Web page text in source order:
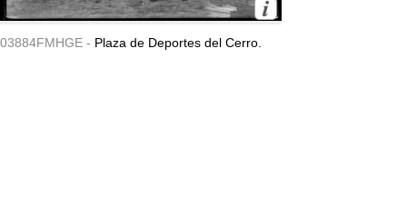
03884FMHGE - Plaza de Deportes del Cerro.